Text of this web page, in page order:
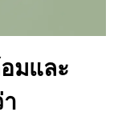
มและ